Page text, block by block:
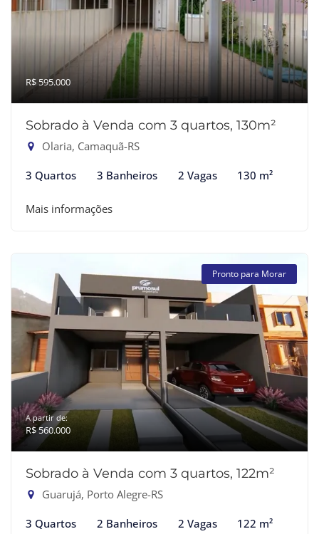
R$ 595.000
Sobrado à Venda com 3 quartos, 130m²
Olaria, Camaquã-RS
3 Quartos 3 Banheiros 2 Vagas 130 m²
Mais informações
Pronto para Morar
A partir de:
R$ 560.000
Sobrado à Venda com 3 quartos, 122m²
Guarujá, Porto Alegre-RS
3 Quartos 2 Banheiros 2 Vagas 122 m²